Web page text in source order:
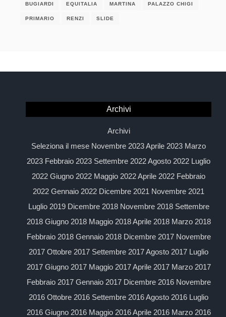
BUGIARDI EQUITALIA MARTINA PALAZZO CHIGI
PRIMARIO RENZI SLIDE
Archivi
Archivi
Seleziona il mese Novembre 2023 Aprile 2023 Marzo
2023 Febbraio 2023 Settembre 2022 Agosto 2022 Luglio
2022 Giugno 2022 Maggio 2022 Aprile 2022 Febbraio
2022 Gennaio 2022 Dicembre 2021 Novembre 2021
Luglio 2019 Dicembre 2018 Novembre 2018 Settembre
2018 Giugno 2018 Maggio 2018 Aprile 2018 Marzo 2018
Febbraio 2018 Gennaio 2018 Dicembre 2017 Novembre
2017 Ottobre 2017 Settembre 2017 Agosto 2017 Luglio
2017 Giugno 2017 Maggio 2017 Aprile 2017 Marzo 2017
Febbraio 2017 Gennaio 2017 Dicembre 2016 Novembre
2016 Ottobre 2016 Settembre 2016 Agosto 2016 Luglio
2016 Giugno 2016 Maggio 2016 Aprile 2016 Marzo 2016